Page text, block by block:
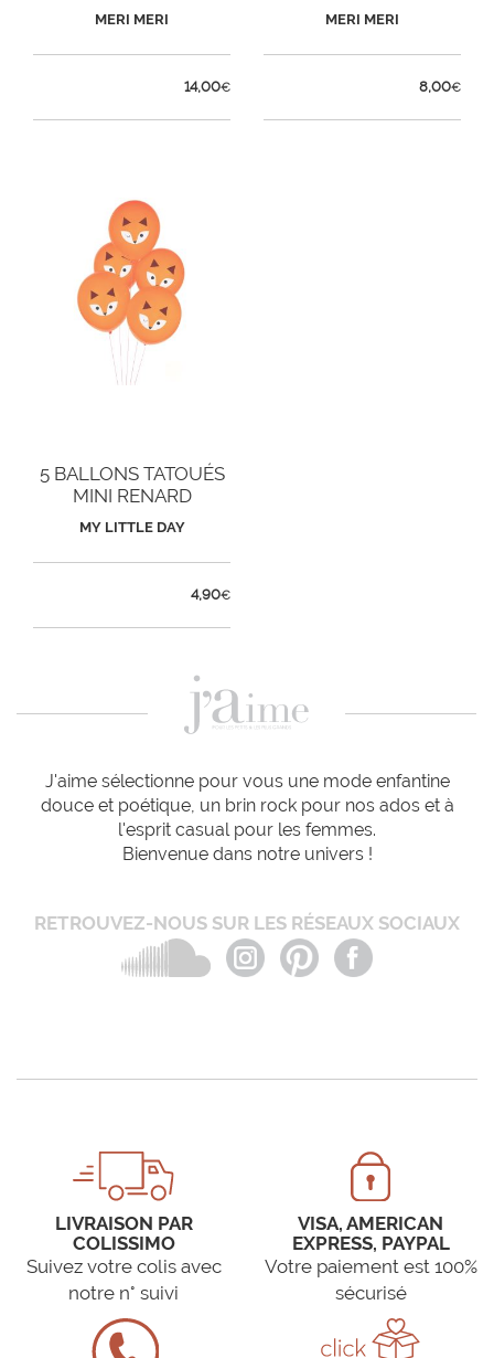
MERI MERI
14,00€
MERI MERI
8,00€
5 BALLONS TATOUÉS
MINI RENARD
MY LITTLE DAY
4,90€
J'aime sélectionne pour vous une mode enfantine
douce et poétique, un brin rock pour nos ados et à
l'esprit casual pour les femmes.
Bienvenue dans notre univers !
RETROUVEZ-NOUS SUR LES RÉSEAUX SOCIAUX
LIVRAISON PAR
COLISSIMO
Suivez votre colis avec
notre n° suivi
VISA, AMERICAN
EXPRESS, PAYPAL
Votre paiement est 100%
sécurisé